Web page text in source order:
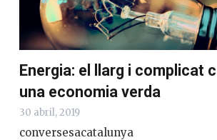
Energia: el llarg i complicat
una economia verda
30 abril, 2019
conversesacatalunya